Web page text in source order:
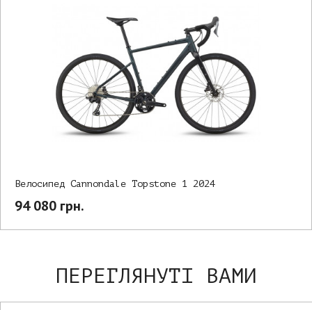
Велосипед Cannondale Topstone 1 2024
94 080 грн.
ПЕРЕГЛЯНУТІ ВАМИ